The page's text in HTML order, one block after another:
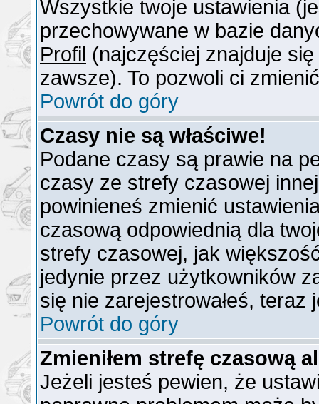
Wszystkie twoje ustawienia
przechowywane w bazie
Profil (najczęściej znajduje
zawsze). To pozwoli ci
Powrót do góry
Czasy nie są właściwe!
Podane czasy są prawie na
czasy ze strefy czasowej
powinieneś zmienić
czasową odpowiednią dla
strefy czasowej, jak
jedynie przez użytkowników
się nie zarejestrowałeś,
Powrót do góry
Zmieniłem strefę czasową
Jeżeli jesteś pewien, że